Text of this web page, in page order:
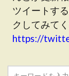
ツイートす
クしてみてく
https://